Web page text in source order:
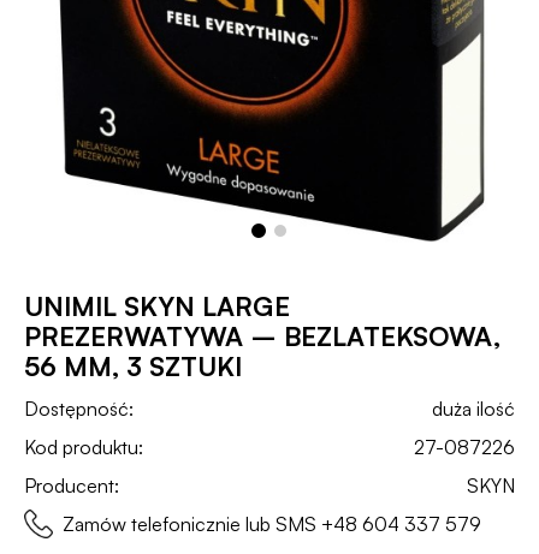
UNIMIL SKYN LARGE
PREZERWATYWA – BEZLATEKSOWA,
56 MM, 3 SZTUKI
Dostępność:
duża ilość
Kod produktu:
27-087226
Producent:
SKYN
Zamów telefonicznie lub SMS +48 604 337 579